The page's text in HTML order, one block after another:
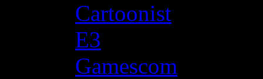
Cartoonist
E3
Gamescom